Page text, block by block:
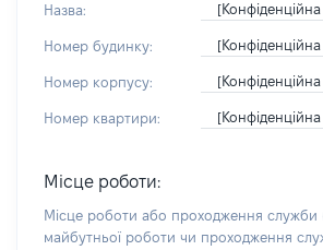
Назва:
Номер будинку:
Номер корпусу:
Номер квартири:
Місце роботи:
Місце роботи або проходження служби
майбутньої роботи чи проходження